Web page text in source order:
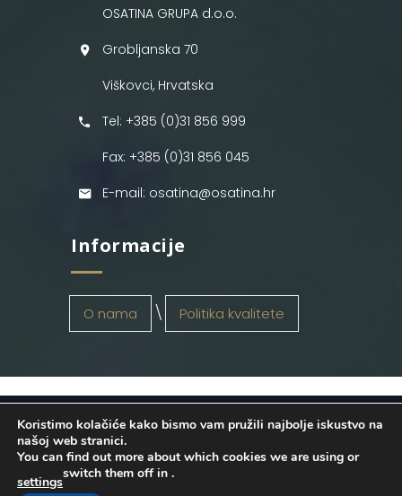
OSATINA GRUPA d.o.o.
Grobljanska 70
Viškovci, Hrvatska
Tel: +385 (0)31 856 999
Fax: +385 (0)31 856 045
E-mail: osatina@osatina.hr
Informacije
O nama Politika kvalitete
OSATINA GRUPA d.o.o. 2026
. Configured
byINFOS Osijek. Sva prava pridržana.
Koristimo kolačiće kako bismo vam pružili najbolje iskustvo na
našoj web stranici.
You can find out more about which cookies we are using or
switch them off in
settings
.